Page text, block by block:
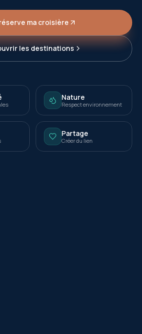
ma croisière
les destinations
Nature
Respect environnement
Partage
Créer du lien